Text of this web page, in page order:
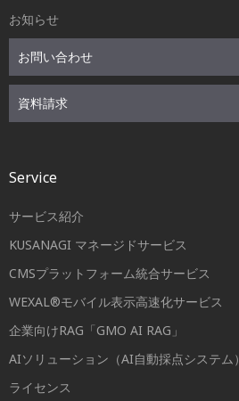
お知らせ
お問い合わせ
資料請求
Service
サービス紹介
KUSANAGI マネージドサービス
CMSプラットフォーム統合サービス
WEXAL®モバイル表示高速化サービス
企業向けRAG「GMO AI RAG」
AIソリューション（AI自動採点システム）
ライセンス